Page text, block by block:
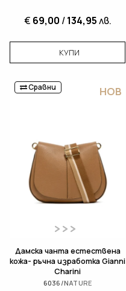
€ 69,00 /134,95лв.
КУПИ
Сравни НОВ
Дамска чанта естествена
кожа- ръчна изработка Gianni
Charini
6036/NATURE